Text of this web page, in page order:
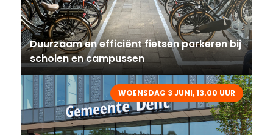
Duurzaam en efficiënt fietsen parkeren bij
scholen en campussen
WOENSDAG 3 JUNI, 13.00 UUR